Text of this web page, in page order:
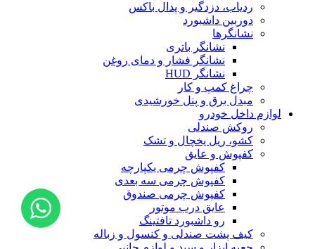
ردیاب، دزدگیر و پدال باکس
دوربین داشبورد
نشانگرها
نشانگر باتری
نشانگر فشار و دمای روغن
نشانگر HUD
چراغ کمپ و کار
مبدل برق و پنل خورشیدی
لوازم داخل خودرو
روکش صندلی
کشو، ریل یخچال و تشک
کفپوش و عایق
کفپوش چرمی یکپارچه
کفپوش چرمی سه بعدی
کفپوش چرمی صندوق
عایق درب موتور
رو داشبورد تافتینگ
کیف پشت صندلی و کنسول و زباله